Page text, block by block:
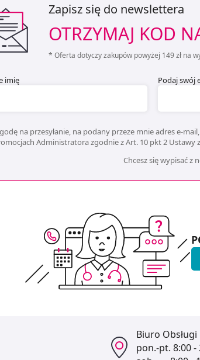
Zapisz się do newslettera
OTRZYMAJ KOD
* Oferta dotyczy zakupów powyżej 149 zł na
imię Podaj swój
na przesyłanie, na podany przeze mnie adres e-
Administratora zgodnie z Art. 10 pkt 2 Ustawy
Chcesz się wypisać z
Biuro
pon.-pt. 8:00 -